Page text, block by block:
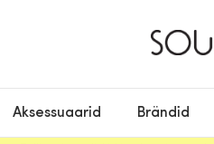
Aksessuaarid Brändid